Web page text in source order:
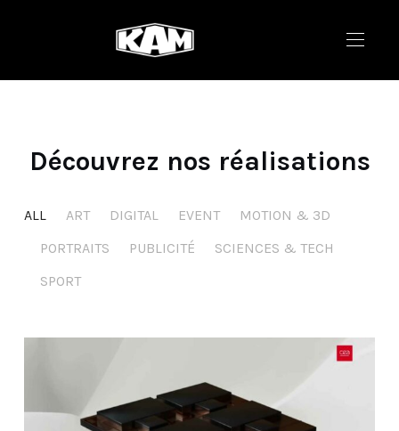
Découvrez nos réalisations
ALL ART DIGITAL EVENT
MOTION & 3D
PORTRAITS
PUBLICITÉ
SCIENCES & TECH
SPORT